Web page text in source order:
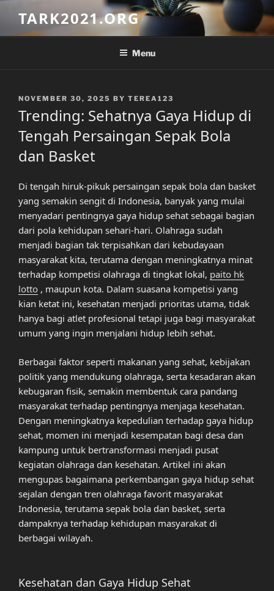
content
TARK2021.ORG
Menu
POSTED
NOVEMBER 30, 2025 BY TEREA123
Trending: Sehatnya Gaya Hidup di
Tengah Persaingan Sepak Bola
dan Basket
Di tengah hiruk-pikuk persaingan sepak bola dan basket
yang semakin sengit di Indonesia, banyak yang mulai
menyadari pentingnya gaya hidup sehat sebagai bagian
dari pola kehidupan sehari-hari. Olahraga sudah
menjadi bagian tak terpisahkan dari kebudayaan
masyarakat kita, terutama dengan meningkatnya minat
terhadap kompetisi olahraga di tingkat lokal, paito hk
lotto , maupun kota. Dalam suasana kompetisi yang
kian ketat ini, kesehatan menjadi prioritas utama, tidak
hanya bagi atlet profesional tetapi juga bagi masyarakat
umum yang ingin menjalani hidup lebih sehat.
Berbagai faktor seperti makanan yang sehat, kebijakan
politik yang mendukung olahraga, serta kesadaran akan
kebugaran fisik, semakin membentuk cara pandang
masyarakat terhadap pentingnya menjaga kesehatan.
Dengan meningkatnya kepedulian terhadap gaya hidup
sehat, momen ini menjadi kesempatan bagi desa dan
kampung untuk bertransformasi menjadi pusat
kegiatan olahraga dan kesehatan. Artikel ini akan
mengupas bagaimana perkembangan gaya hidup sehat
sejalan dengan tren olahraga favorit masyarakat
Indonesia, terutama sepak bola dan basket, serta
dampaknya terhadap kehidupan masyarakat di
berbagai wilayah.
Kesehatan dan Gaya Hidup Sehat